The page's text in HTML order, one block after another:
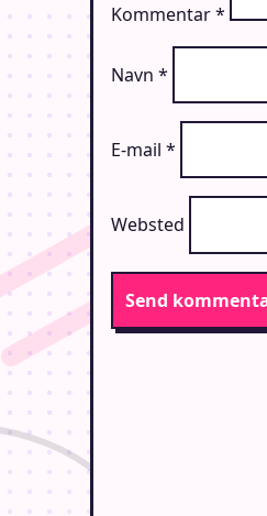
Kommentar*
Navn *
E-mail *
Websted